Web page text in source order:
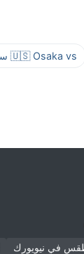
🇺🇸 Osaka vs سان فرانسيسكو